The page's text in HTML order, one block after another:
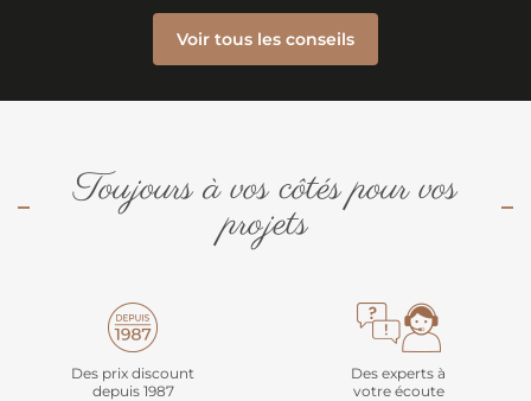
Voir tous les conseils
Toujours à vos côtés pour vos
projets
Des prix discount
depuis 1987
Des experts à
votre écoute